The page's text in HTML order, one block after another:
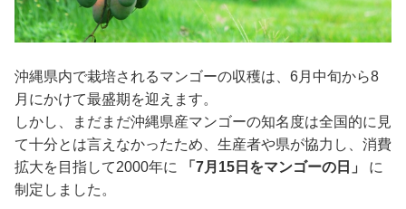
沖縄県内で栽培されるマンゴーの収穫は、6月中旬から8
月にかけて最盛期を迎えます。
しかし、まだまだ沖縄県産マンゴーの知名度は全国的に見
て十分とは言えなかったため、生産者や県が協力し、消費
拡大を目指して2000年に
「7月15日をマンゴーの日」
に
制定しました。